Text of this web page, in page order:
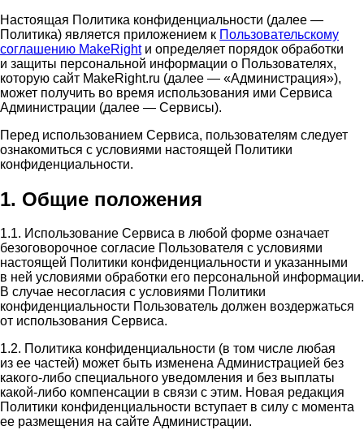
Настоящая Политика конфиденциальности (далее —
Политика) является приложением к Пользовательскому
соглашению MakeRightи определяет порядок обработки
и защиты персональной информации о Пользователях,
которую сайт MakeRight.ru (далее — «Администрация»),
может получить во время использования ими Cервиса
Администрации (далее — Сервисы).
Перед использованием Сервиса, пользователям следует
ознакомиться с условиями настоящей Политики
конфиденциальности.
1. Общие положения
1.1. Использование Сервиса в любой форме означает
безоговорочное согласие Пользователя с условиями
настоящей Политики конфиденциальности и указанными
в ней условиями обработки его персональной информации.
В случае несогласия с условиями Политики
конфиденциальности Пользователь должен воздержаться
от использования Сервиса.
1.2. Политика конфиденциальности (в том числе любая
из ее частей) может быть изменена Администрацией без
какого-либо специального уведомления и без выплаты
какой-либо компенсации в связи с этим. Новая редакция
Политики конфиденциальности вступает в силу с момента
ее размещения на сайте Администрации.